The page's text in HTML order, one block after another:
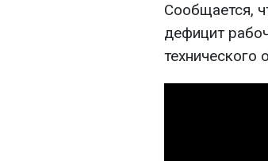
Сообщается,
дефицит
технического